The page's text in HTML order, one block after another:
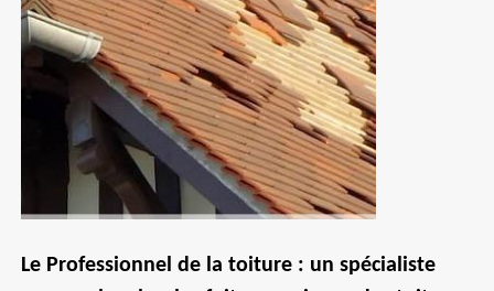
Le Professionnel de la toiture : un spécialiste